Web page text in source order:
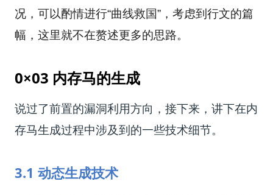
况，可以酌情进行“曲线救国”，考虑到行文的篇
幅，这里就不在赘述更多的思路。
0×03 内存马的生成
说过了前置的漏洞利用方向，接下来，讲下在内
存马生成过程中涉及到的一些技术细节。
3.1 动态生成技术